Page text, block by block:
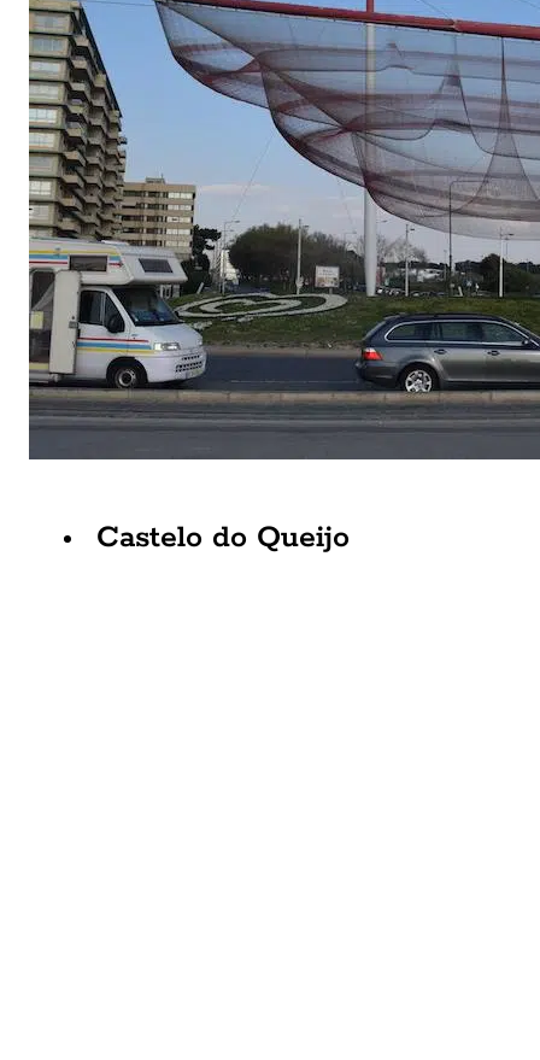
Castelo do Queijo